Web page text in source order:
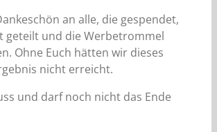
an alle, die gespendet,
geteilt und die Werbetrommel
Ohne Euch hätten wir dieses
nicht erreicht.
und darf noch nicht das Ende